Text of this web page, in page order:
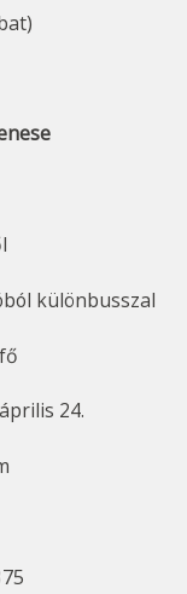
különbusszal
24.